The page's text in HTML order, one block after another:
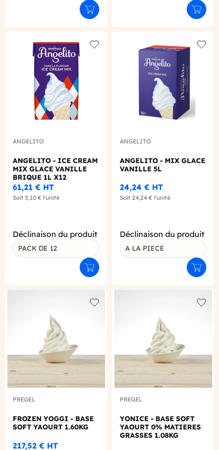
Ajouter au panier
Add to wishlist
ANGELITO
ANGELITO - ICE CREAM
MIX GLACE VANILLE
BRIQUE 1L X12
61,21 € HT
Soit 5,10 € l'unité
Déclinaison du produit
PACK DE 12
Ajouter au panier
ANGELITO
ANGELITO - MIX GLACE
VANILLE 5L
24,24 € HT
Soit 24,24 € l'unité
Déclinaison du produit
A LA PIECE
PREGEL
FROZEN YOGGI - BASE
SOFT YAOURT 1.60KG
217,52 € HT
PREGEL
YONICE - BASE SOFT
YAOURT 0% MATIERES
GRASSES 1.08KG